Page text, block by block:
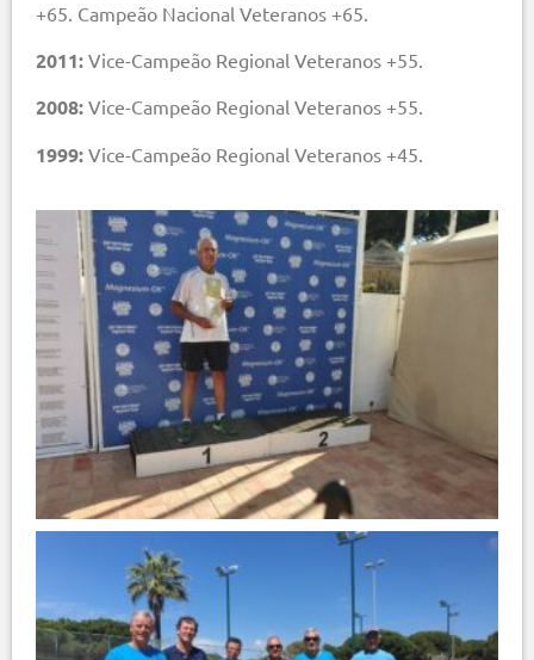
+65. Campeão Nacional Veteranos +65.
2011: Vice-Campeão Regional Veteranos +55.
2008: Vice-Campeão Regional Veteranos +55.
1999: Vice-Campeão Regional Veteranos +45.